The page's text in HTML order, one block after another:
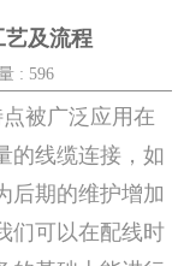
艺及流程
: 596
被广泛应用在
的线缆连接，如
后期的维护增加
们可以在配线时